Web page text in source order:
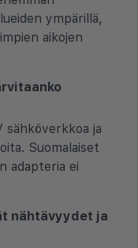
ympärillä,
aikojen
ja
Suomalaiset
adapteria ei
nähtävyydet ja